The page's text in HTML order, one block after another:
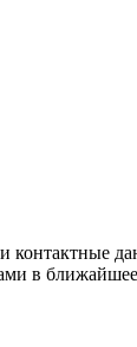
контактные
в